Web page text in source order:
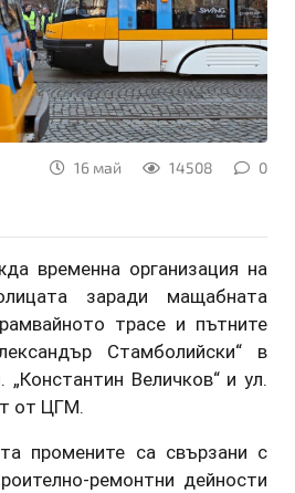
16 май 14508 0
временна организация на
заради мащабната
трасе и пътните
Стамболийски“ в
Величков“ и ул.
от ЦГМ.
промените са свързани с
ремонтни дейности